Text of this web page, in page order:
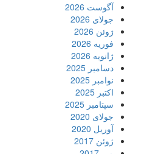
آگوست 2026
جولای 2026
ژوئن 2026
فوریه 2026
ژانویه 2026
دسامبر 2025
نوامبر 2025
اکتبر 2025
سپتامبر 2025
جولای 2020
آوریل 2020
ژوئن 2017